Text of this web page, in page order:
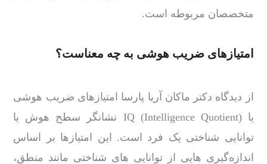
متخصصان مربوطه است.
امتیازهای ضریب هوشی به چه معناست؟
از دیدگاه دکتر ماکان آریا پارسا امتیازهای ضریب هوشی
یا IQ (Intelligence Quotient) نشانگر سطح هوش یا
توانایی شناختی یک فرد است. این امتیازها بر اساس
اندازه‌گیری ‌هایی از توانایی‌ های شناختی مانند منطق،